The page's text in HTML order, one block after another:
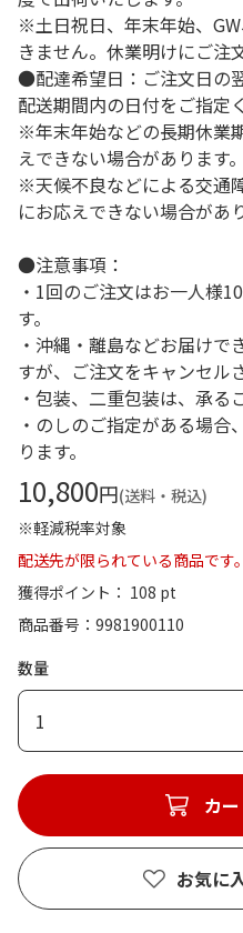
※土日祝日、年末年始、
きません。休業明けにご注
●配達希望日：ご注文日の
配送期間内の日付をご指定
※年末年始などの長期休業
えできない場合があります。
※天候不良などによる交通
にお応えできない場合があ
●注意事項：
・1回のご注文はお一人様
す。
・沖縄・離島などお届けで
すが、ご注文をキャンセル
・包装、二重包装は、承る
・のしのご指定がある場
ります。
10,800円(送料・税込)
※軽減税率対象
配送先が限られている商品です。
獲得ポイント： 108 pt
商品番号
9981900110
数量
1
カ
お気に